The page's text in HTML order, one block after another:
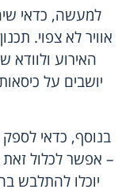
למעשה, כדאי
אוויר לא צפוי.
האירוע
יושבים על
בנוסף, כדאי
– אפשר לכלול
יוכלו להתלבש